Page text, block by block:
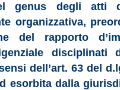
genus degli atti
organizzativa,
del rapporto
disciplinati
dell’art. 63 del
esorbita dalla